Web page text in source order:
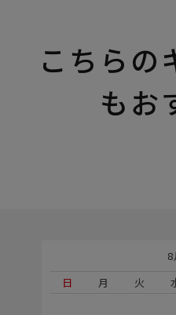
こちらの
もお
8
日
月 火